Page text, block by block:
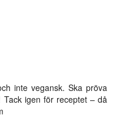
inte vegansk. Ska pröva
igen för receptet – då